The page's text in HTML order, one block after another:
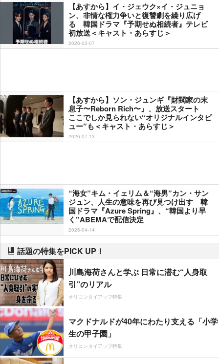
【あすから】イ・ジェウク×イ・ジュニョ
ン、非情な権力争いと復讐劇を繰り広げ
る 韓国ドラマ『予期せぬ相続者』テレビ
初放送＜キャスト・あらすじ＞
2026-03-07
【あすから】ソン・ジュンギ『財閥家の末
息子〜Reborn Rich〜』、放送スタート
ここでしか見られない“オリジナルインタビ
ュー”も＜キャスト・あらすじ＞
2026-07-13
“海女”キム・イェリム＆“海男”カン・サン
ジュン、人生の意味を再び見つけ出す 韓
国ドラマ『Azure Spring』、“韓国より早
く”ABEMAで配信決定
2026-04-14
話題の特集をPICK UP！
川島海荷さんと学ぶ 日常に潜む“人身取
引”のリアル
オリコンタイアップ特集
マクドナルドが40年にわたり支える「小学
生の甲子園」
オリコンタイアップ特集